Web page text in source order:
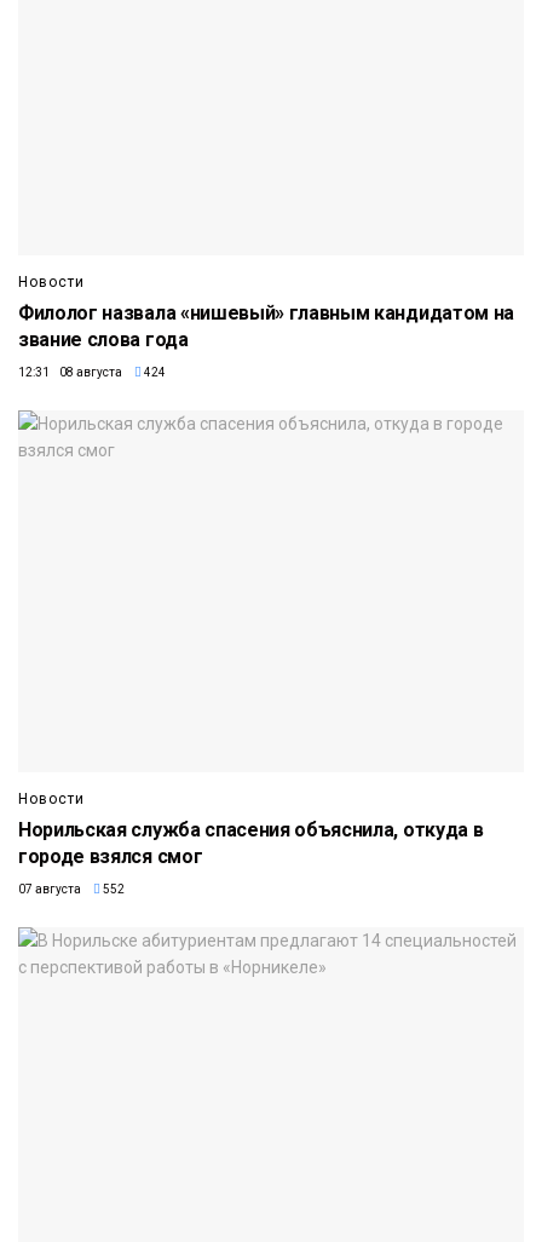
Новости
Филолог назвала «нишевый» главным кандидатом на
звание слова года
12:31 08 августа 424
Новости
Норильская служба спасения объяснила, откуда в
городе взялся смог
07 августа 552